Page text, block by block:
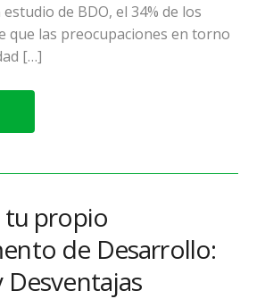
de BDO, el 34% de los
que las preocupaciones en torno
[…]
tu propio
de Desarrollo:
Desventajas